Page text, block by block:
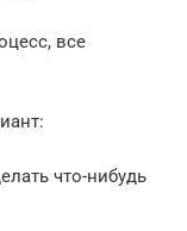
все
что-нибудь